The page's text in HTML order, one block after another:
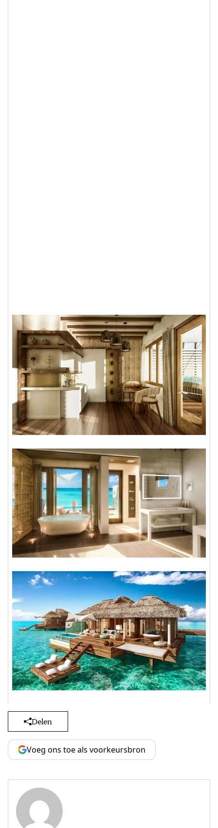
Delen
Voeg ons toe als voorkeursbron